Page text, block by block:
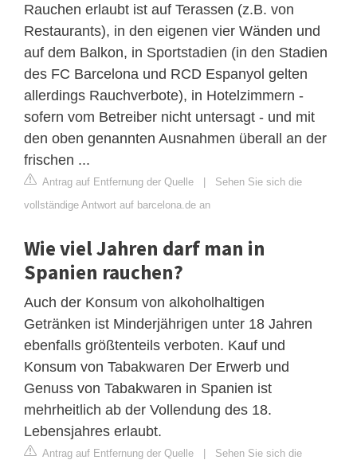
Rauchen erlaubt ist auf Terassen (z.B. von
Restaurants), in den eigenen vier Wänden und
auf dem Balkon, in Sportstadien (in den Stadien
des FC Barcelona und RCD Espanyol gelten
allerdings Rauchverbote), in Hotelzimmern -
sofern vom Betreiber nicht untersagt - und mit
den oben genannten Ausnahmen überall an der
frischen ...
Antrag auf Entfernung der Quelle | Sehen Sie sich die
vollständige Antwort auf barcelona.de an
Wie viel Jahren darf man in
Spanien rauchen?
Auch der Konsum von alkoholhaltigen
Getränken ist Minderjährigen unter 18 Jahren
ebenfalls größtenteils verboten. Kauf und
Konsum von Tabakwaren Der Erwerb und
Genuss von Tabakwaren in Spanien ist
mehrheitlich ab der Vollendung des 18.
Lebensjahres erlaubt.
Antrag auf Entfernung der Quelle | Sehen Sie sich die